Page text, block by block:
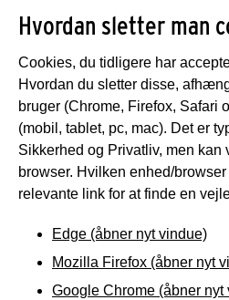
Hvordan sletter man
Cookies, du tidligere har
Hvordan du sletter disse,
bruger (Chrome, Firefox, Safari
(mobil, tablet, pc, mac). Det er
Sikkerhed og Privatliv, men kan
browser. Hvilken enhed/
relevante link for at finde en
Edge (åbner nyt vindue)
Mozilla Firefox (åbner nyt
Google Chrome (åbner nyt